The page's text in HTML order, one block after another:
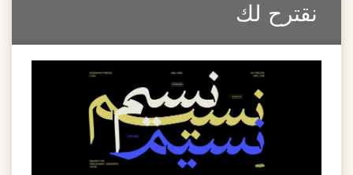
نقترح لك